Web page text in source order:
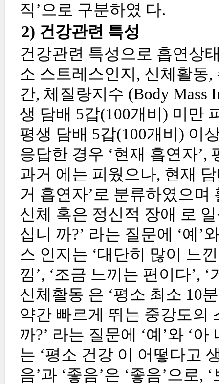
직’으로 구분하였 다.
2) 건강관련 특성
건강관련 특성으로 흡연상
소 스트레스인지, 신체활동
간, 체질량지수 (Body Mass
생 담배 5갑(100개비) 미만
평생 담배 5갑(100개비) 이
응답한 경우 ‘현재 흡연자’,
과거 에는 피웠으나, 현재
거 흡연자’로 분류하였으며
신체 혹은 정신적 장애 로
십니 까?’ 라는 질문에 ‘예’
스 인지는 ‘대단히 많이 느
낌’, ‘조금 느끼는 편이다’,
신체활동 은 ‘평소 최소 10
약간 빠르게 뛰는 중강도의
까?’ 라는 질문에 ‘예’와 ‘
는 ‘평소 건강 이 어떻다고
음’과 ‘좋음’은 ‘좋음’으로,